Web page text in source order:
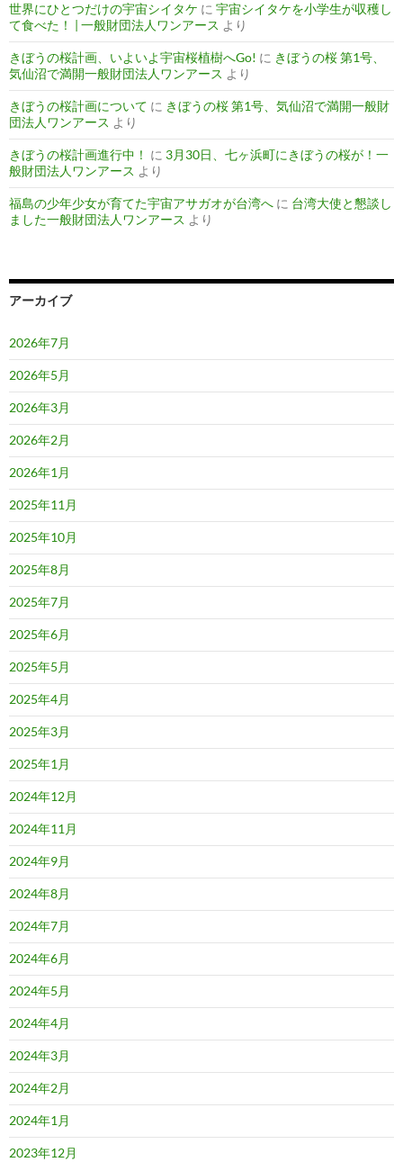
世界にひとつだけの宇宙シイタケ に 宇宙シイタケを小学生が収穫し
て食べた！ | 一般財団法人ワンアース より
きぼうの桜計画、いよいよ宇宙桜植樹へGo! に きぼうの桜 第1号、
気仙沼で満開一般財団法人ワンアース より
きぼうの桜計画について に きぼうの桜 第1号、気仙沼で満開一般財
団法人ワンアース より
きぼうの桜計画進行中！ に 3月30日、七ヶ浜町にきぼうの桜が！一
般財団法人ワンアース より
福島の少年少女が育てた宇宙アサガオが台湾へ に 台湾大使と懇談し
ました一般財団法人ワンアース より
アーカイブ
2026年7月
2026年5月
2026年3月
2026年2月
2026年1月
2025年11月
2025年10月
2025年8月
2025年7月
2025年6月
2025年5月
2025年4月
2025年3月
2025年1月
2024年12月
2024年11月
2024年9月
2024年8月
2024年7月
2024年6月
2024年5月
2024年4月
2024年3月
2024年2月
2024年1月
2023年12月